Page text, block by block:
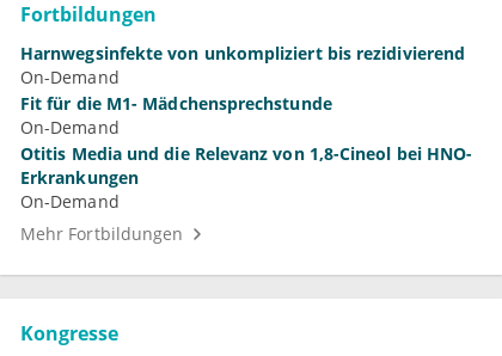
Fortbildungen
Harnwegsinfekte von unkompliziert bis rezidivierend
On-Demand
Fit für die M1- Mädchensprechstunde
On-Demand
Otitis Media und die Relevanz von 1,8-Cineol bei HNO-
Erkrankungen
On-Demand
Mehr Fortbildungen
Kongresse